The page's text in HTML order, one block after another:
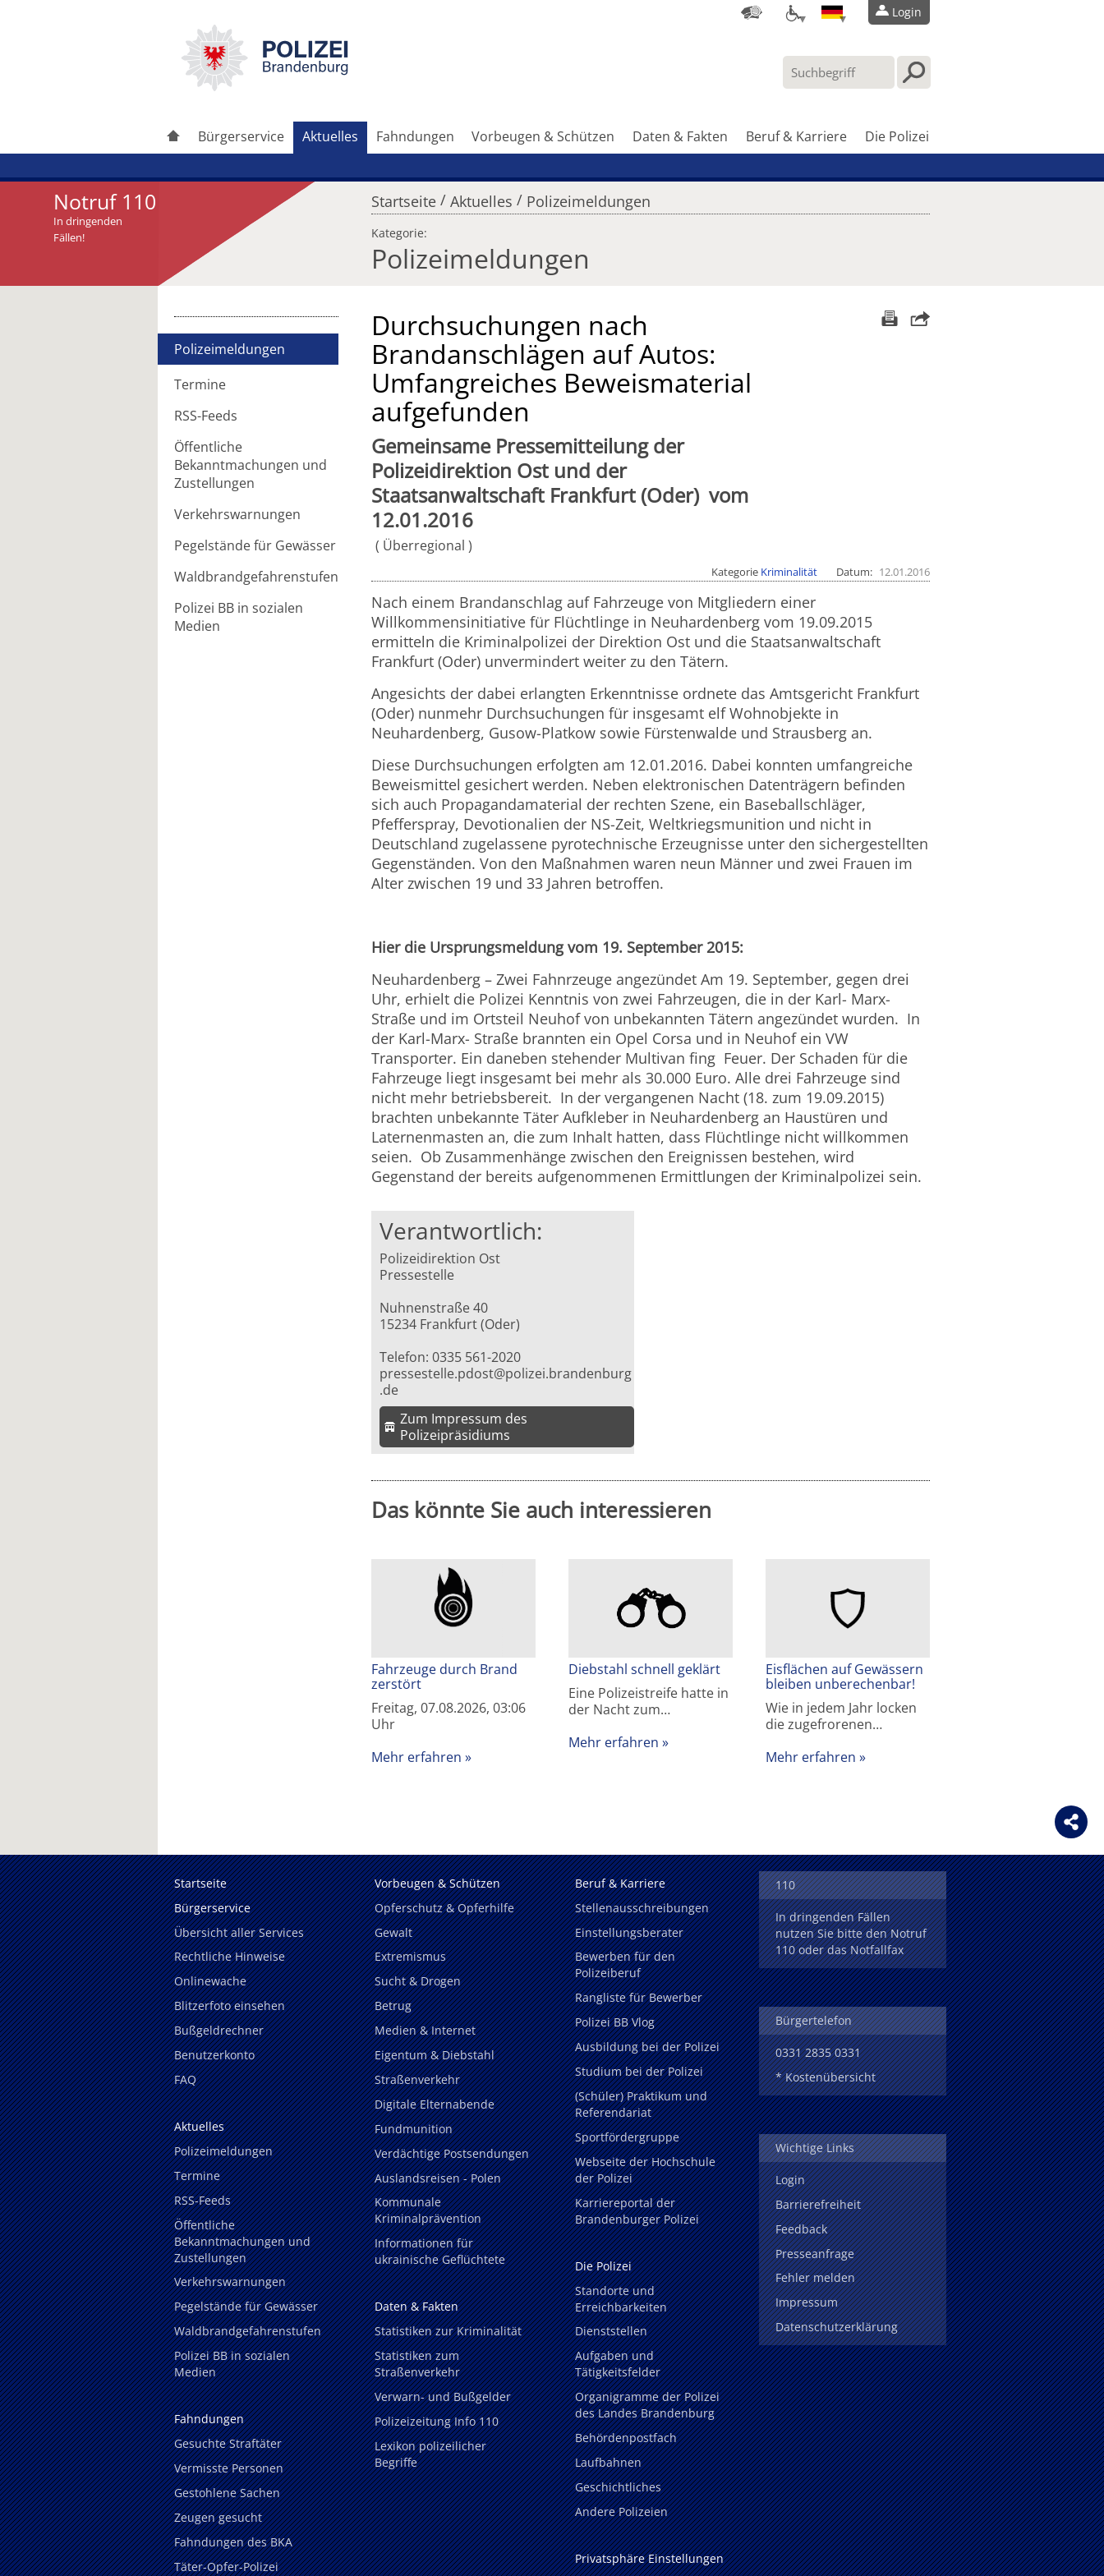
Login
Bürgerservice Aktuelles Fahndungen Vorbeugen & Schützen Daten & Fakten Beruf & Karriere Die Polizei
Notruf 110
In dringenden
Fällen!
Startseite / Aktuelles / Polizeimeldungen
Kategorie:
Polizeimeldungen
Polizeimeldungen
Termine
RSS-Feeds
Öffentliche
Bekanntmachungen und
Zustellungen
Verkehrswarnungen
Pegelstände für Gewässer
Waldbrandgefahrenstufen
Polizei BB in sozialen
Medien
Artikel weiterleiten
Durchsuchungen nach
Brandanschlägen auf Autos:
Umfangreiches Beweismaterial
aufgefunden
Gemeinsame Pressemitteilung der
Polizeidirektion Ost und der
Staatsanwaltschaft Frankfurt (Oder) vom
12.01.2016
Überregional
Kategorie Kriminalität Datum 12.01.2016
Nach einem Brandanschlag auf Fahrzeuge von Mitgliedern einer
Willkommensinitiative für Flüchtlinge in Neuhardenberg vom 19.09.2015
ermitteln die Kriminalpolizei der Direktion Ost und die Staatsanwaltschaft
Frankfurt (Oder) unvermindert weiter zu den Tätern.
Angesichts der dabei erlangten Erkenntnisse ordnete das Amtsgericht Frankfurt
(Oder) nunmehr Durchsuchungen für insgesamt elf Wohnobjekte in
Neuhardenberg, Gusow-Platkow sowie Fürstenwalde und Strausberg an.
Diese Durchsuchungen erfolgten am 12.01.2016. Dabei konnten umfangreiche
Beweismittel gesichert werden. Neben elektronischen Datenträgern befinden
sich auch Propagandamaterial der rechten Szene, ein Baseballschläger,
Pfefferspray, Devotionalien der NS-Zeit, Weltkriegsmunition und nicht in
Deutschland zugelassene pyrotechnische Erzeugnisse unter den sichergestellten
Gegenständen. Von den Maßnahmen waren neun Männer und zwei Frauen im
Alter zwischen 19 und 33 Jahren betroffen.
Hier die Ursprungsmeldung vom 19. September 2015:
Neuhardenberg – Zwei Fahnrzeuge angezündet Am 19. September, gegen drei
Uhr, erhielt die Polizei Kenntnis von zwei Fahrzeugen, die in der Karl- Marx-
Straße und im Ortsteil Neuhof von unbekannten Tätern angezündet wurden. In
der Karl-Marx- Straße brannten ein Opel Corsa und in Neuhof ein VW
Transporter. Ein daneben stehender Multivan fing Feuer. Der Schaden für die
Fahrzeuge liegt insgesamt bei mehr als 30.000 Euro. Alle drei Fahrzeuge sind
nicht mehr betriebsbereit. In der vergangenen Nacht (18. zum 19.09.2015)
brachten unbekannte Täter Aufkleber in Neuhardenberg an Haustüren und
Laternenmasten an, die zum Inhalt hatten, dass Flüchtlinge nicht willkommen
seien. Ob Zusammenhänge zwischen den Ereignissen bestehen, wird
Gegenstand der bereits aufgenommenen Ermittlungen der Kriminalpolizei sein.
Verantwortlich:
Polizeidirektion Ost
Pressestelle
Nuhnenstraße 40
15234 Frankfurt (Oder)
Telefon: 0335 561-2020
pressestelle.pdost@polizei.brandenburg
.de
Zum Impressum des
Polizeipräsidiums
Das könnte Sie auch interessieren
Fahrzeuge durch Brand
zerstört
Freitag, 07.08.2026, 03:06
Uhr
Mehr erfahren
Diebstahl schnell geklärt
Eine Polizeistreife hatte in
der Nacht zum…
Mehr erfahren
Eisflächen auf Gewässern
bleiben unberechenbar!
Wie in jedem Jahr locken
die zugefrorenen…
Mehr erfahren
Startseite
Bürgerservice
Übersicht aller Services
Rechtliche Hinweise
Onlinewache
Blitzerfoto einsehen
Bußgeldrechner
Benutzerkonto
FAQ
Aktuelles
Polizeimeldungen
Termine
RSS-Feeds
Öffentliche
Bekanntmachungen und
Zustellungen
Verkehrswarnungen
Pegelstände für Gewässer
Waldbrandgefahrenstufen
Polizei BB in sozialen
Medien
Fahndungen
Gesuchte Straftäter
Vermisste Personen
Gestohlene Sachen
Zeugen gesucht
Fahndungen des BKA
Täter-Opfer-Polizei
Vorbeugen & Schützen
Opferschutz & Opferhilfe
Gewalt
Extremismus
Sucht & Drogen
Betrug
Medien & Internet
Eigentum & Diebstahl
Straßenverkehr
Digitale Elternabende
Fundmunition
Verdächtige Postsendungen
Auslandsreisen - Polen
Kommunale
Kriminalprävention
Informationen für
ukrainische Geflüchtete
Daten & Fakten
Statistiken zur Kriminalität
Statistiken zum
Straßenverkehr
Verwarn- und Bußgelder
Polizeizeitung Info 110
Lexikon polizeilicher
Begriffe
Beruf & Karriere
Stellenausschreibungen
Einstellungsberater
Bewerben für den
Polizeiberuf
Rangliste für Bewerber
Polizei BB Vlog
Ausbildung bei der Polizei
Studium bei der Polizei
(Schüler) Praktikum und
Referendariat
Sportfördergruppe
Webseite der Hochschule
der Polizei
Karriereportal der
Brandenburger Polizei
Die Polizei
Standorte und
Erreichbarkeiten
Dienststellen
Aufgaben und
Tätigkeitsfelder
Organigramme der Polizei
des Landes Brandenburg
Behördenpostfach
Laufbahnen
Geschichtliches
Andere Polizeien
Privatsphäre Einstellungen
110
In dringenden Fällen
nutzen Sie bitte den Notruf
110 oder das Notfallfax
Bürgertelefon
0331 2835 0331
* Kostenübersicht
Wichtige Links
Login
Barrierefreiheit
Feedback
Presseanfrage
Fehler melden
Impressum
Datenschutzerklärung